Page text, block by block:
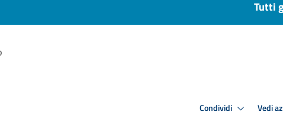
Tutti
Condividi Vedi